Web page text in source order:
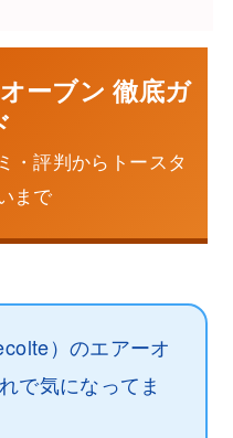
ーブン 徹底ガ
・評判からトースタ
まで
）のエアーオ
で気になってま